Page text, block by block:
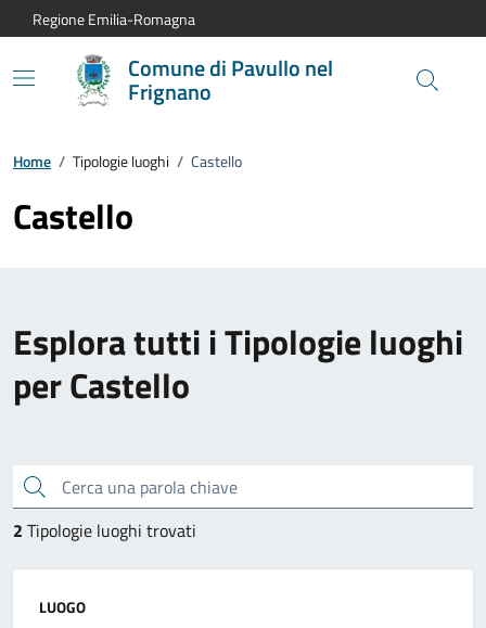
Vai al contenuto principale
Vai alla navigazione del sito
Vai al piede di pagina
Regione Emilia-Romagna
Comune di Pavullo nel
Frignano
Home / Tipologie luoghi / Castello
Castello
Esplora tutti i Tipologie luoghi
per Castello
Cerca una parola chiave
2 Tipologie luoghi trovati
Categoria:
LUOGO